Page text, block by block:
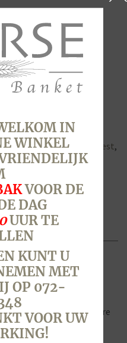
Tekst,Taarten feest,
,traktatie,vruchten
leuke tekst.
en de andere
IN
WINKEL
VOOR DE
DAG
UUR TE
KUNT U
MET
OP 072-
VOOR UW